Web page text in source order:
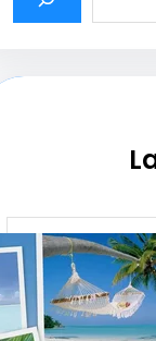
أسماء شركات